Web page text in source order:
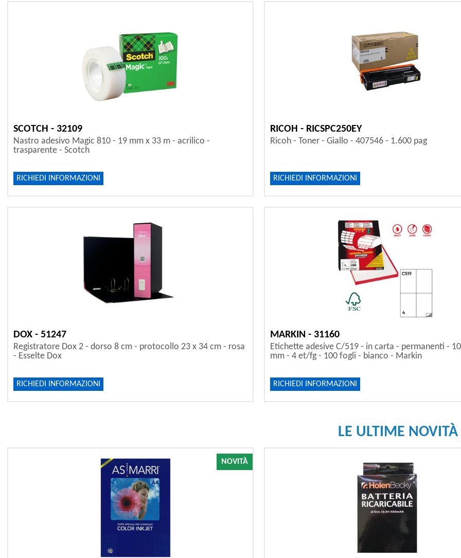
SCOTCH - 32109
Nastro adesivo Magic 810 - 19 mm x 33 m - acrilico -
trasparente - Scotch
RICHIEDI INFORMAZIONI
RICOH - RICSPC250EY
Ricoh - Toner - Giallo - 407546 - 1.600 pag
RICHIEDI INFORMAZIONI
DOX - 51247
Registratore Dox 2 - dorso 8 cm - protocollo 23 x 34 cm - rosa
- Esselte Dox
RICHIEDI INFORMAZIONI
MARKIN - 31160
Etichette adesive C/519 - in carta - permanenti -
mm - 4 et/fg - 100 fogli - bianco - Markin
RICHIEDI INFORMAZIONI
LE ULTIME NOVITÀ
NOVITÀ